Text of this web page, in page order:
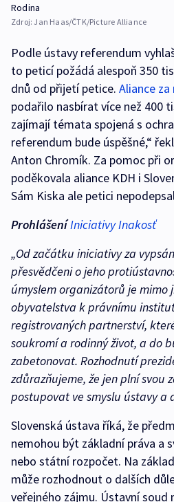
Rodina
Zdroj: Jan Haas/ČTK/Picture Alliance
Podle ústavy referendum
to peticí požádá alespoň 350
dnů od přijetí petice. Aliance
podařilo nasbírat více než 400
zajímají témata spojená s
referendum bude úspěšné,“
Anton Chromík. Za pomoc při
poděkovala aliance KDH i
Sám Kiska ale petici
ProhlášeníIniciativy Inakosť
„Od začátku iniciativy za
přesvědčeni o jeho
úmyslem organizátorů je mimo
obyvatelstva k právnímu
registrovaných partnerství,
soukromí a rodinný život, a do
zabetonovat. Rozhodnutí
zdůrazňujeme, že jen plní svou
postupovat ve smyslu ústavy a
Slovenská ústava říká, že
nemohou být základní práva a
nebo státní rozpočet. Na
může rozhodnout o dalších
veřejného zájmu. Ústavní soud